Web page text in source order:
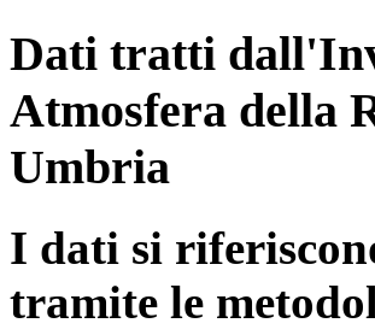
Dati tratti
Atmosfera della
Umbria
I dati si
tramite le